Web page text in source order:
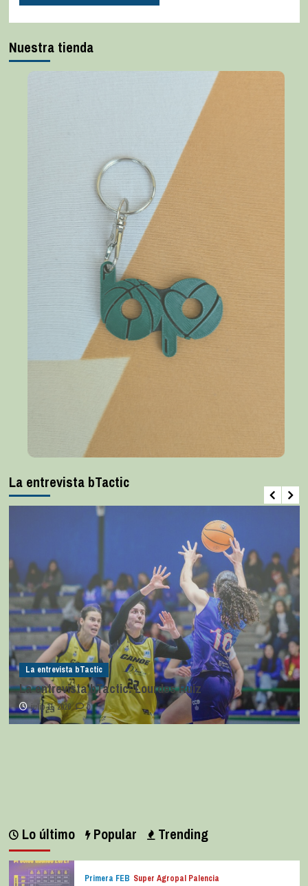
Nuestra tienda
La entrevista bTactic
La entrevista bTactic
La entrevista bTactic: Lourdes Ruiz
julio 11, 2026 0
Lo último Popular Trending
Primera FEB Super Agropal Palencia